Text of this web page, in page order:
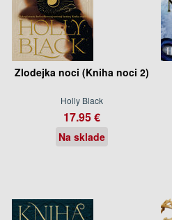
Zlodejka noci (Kniha noci 2)
Holly Black
17.95 €
Na sklade